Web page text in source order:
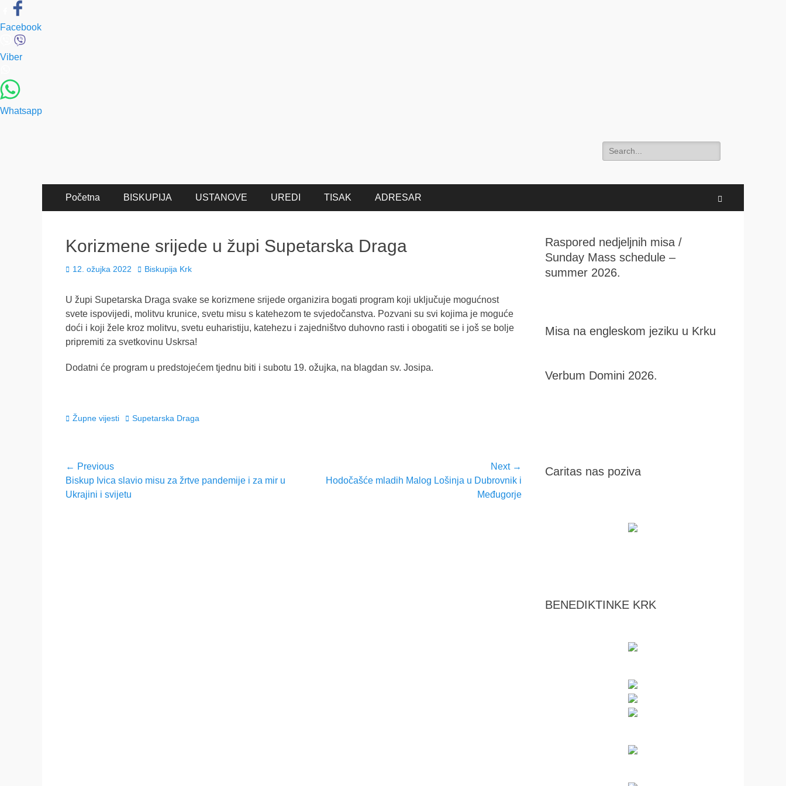
Facebook
Viber
Whatsapp
Search
for:
Primary
Menu
Početna BISKUPIJA USTANOVE UREDI TISAK ADRESAR
Korizmene srijede u župi Supetarska Draga
Posted
12. ožujka 2022 Author
Biskupija Krk
U župi Supetarska Draga svake se korizmene srijede organizira bogati program koji uključuje mogućnost
svete ispovijedi, molitvu krunice, svetu misu s katehezom te svjedočanstva. Pozvani su svi kojima je moguće
doći i koji žele kroz molitvu, svetu euharistiju, katehezu i zajedništvo duhovno rasti i obogatiti se i još se bolje
pripremiti za svetkovinu Uskrsa!
Dodatni će program u predstojećem tjednu biti i subotu 19. ožujka, na blagdan sv. Josipa.
Categories
Župne vijesti Tags
Supetarska Draga
Navigacija
objava
← Previous
Previous
post:
Biskup Ivica slavio misu za žrtve pandemije i za mir u
Ukrajini i svijetu
Next →
Hodočašće mladih Malog Lošinja u Dubrovnik i
Međugorje
Raspored nedjeljnih misa /
Sunday Mass schedule –
summer 2026.
Misa na engleskom jeziku u Krku
Verbum Domini 2026.
Caritas nas poziva
BENEDIKTINKE KRK